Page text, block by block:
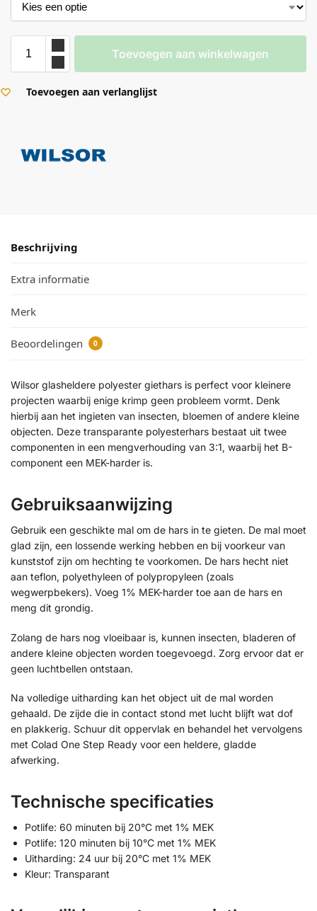
Toevoegen aan winkelwagen
Toevoegen aan verlanglijst
Beschrijving
Extra informatie
Merk
Beoordelingen 0
Wilsor glasheldere polyester giethars is perfect voor kleinere
projecten waarbij enige krimp geen probleem vormt. Denk
hierbij aan het ingieten van insecten, bloemen of andere kleine
objecten. Deze transparante polyesterhars bestaat uit twee
componenten in een mengverhouding van 3:1, waarbij het B-
component een MEK-harder is.
Gebruiksaanwijzing
Gebruik een geschikte mal om de hars in te gieten. De mal moet
glad zijn, een lossende werking hebben en bij voorkeur van
kunststof zijn om hechting te voorkomen. De hars hecht niet
aan teflon, polyethyleen of polypropyleen (zoals
wegwerpbekers). Voeg 1% MEK-harder toe aan de hars en
meng dit grondig.
Zolang de hars nog vloeibaar is, kunnen insecten, bladeren of
andere kleine objecten worden toegevoegd. Zorg ervoor dat er
geen luchtbellen ontstaan.
Na volledige uitharding kan het object uit de mal worden
gehaald. De zijde die in contact stond met lucht blijft wat dof
en plakkerig. Schuur dit oppervlak en behandel het vervolgens
met Colad One Step Ready voor een heldere, gladde
afwerking.
Technische specificaties
Potlife: 60 minuten bij 20°C met 1% MEK
Potlife: 120 minuten bij 10°C met 1% MEK
Uitharding: 24 uur bij 20°C met 1% MEK
Kleur: Transparant